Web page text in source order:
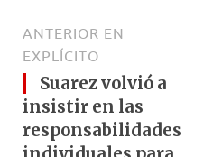
ANTERIOR EN
EXPLÍCITO
Suarez volvió a
insistir en las
responsabilidades